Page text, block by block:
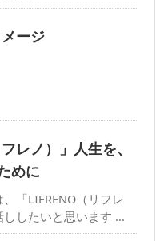
ージ
レノ）」人生を、
めに
「LIFRENO（リフレ
ししたいと思います ...